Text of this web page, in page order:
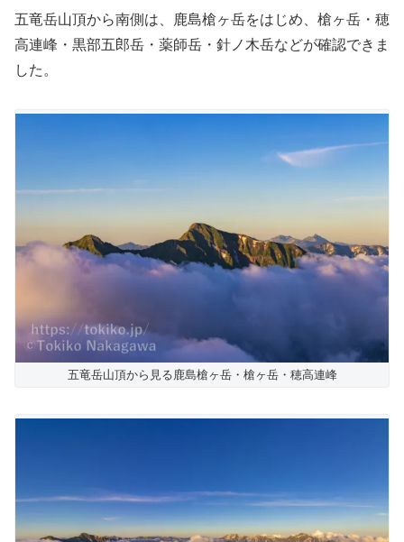
五竜岳山頂から南側は、鹿島槍ヶ岳をはじめ、槍ヶ岳・穂
高連峰・黒部五郎岳・薬師岳・針ノ木岳などが確認できま
した。
五竜岳山頂から見る鹿島槍ヶ岳・槍ヶ岳・穂高連峰